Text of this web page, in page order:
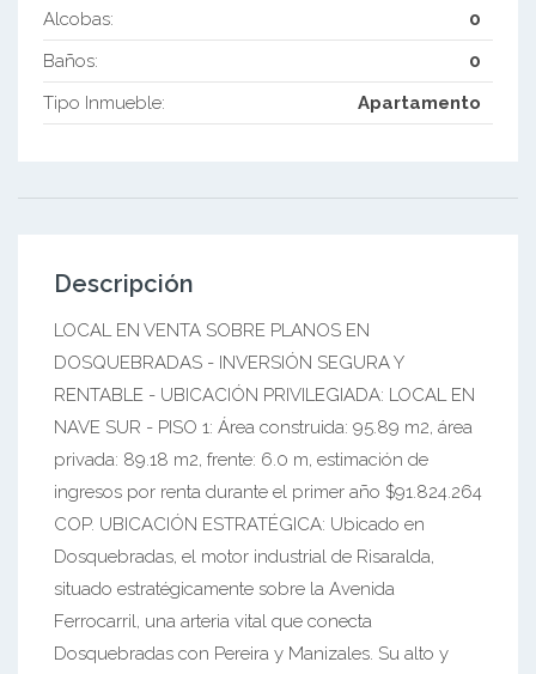
Alcobas:
0
Baños:
0
Tipo Inmueble:
Apartamento
Descripción
LOCAL EN VENTA SOBRE PLANOS EN
DOSQUEBRADAS - INVERSIÓN SEGURA Y
RENTABLE - UBICACIÓN PRIVILEGIADA: LOCAL EN
NAVE SUR - PISO 1: Área construida: 95.89 m2, área
privada: 89.18 m2, frente: 6.0 m, estimación de
ingresos por renta durante el primer año $91.824.264
COP. UBICACIÓN ESTRATÉGICA: Ubicado en
Dosquebradas, el motor industrial de Risaralda,
situado estratégicamente sobre la Avenida
Ferrocarril, una arteria vital que conecta
Dosquebradas con Pereira y Manizales. Su alto y